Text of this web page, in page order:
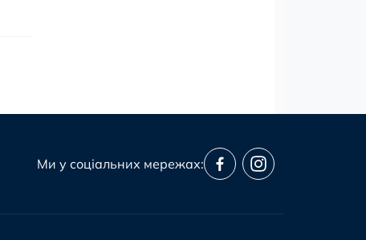
Ми у соціальних мережах: